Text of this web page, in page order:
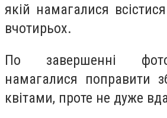
якій намагалися
вчотирьох.
По завершенні
намагалися поправити
квітами, проте не дуже